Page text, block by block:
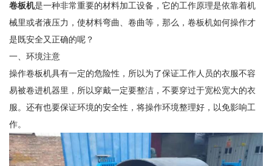
卷板机是一种非常重要的材料加工设备，它的工作原理是依靠着机
械里或者液压力，使材料弯曲、卷曲等，那么，卷板机如何操作才
是既安全又正确的呢？
一、环境注意
操作卷板机具有一定的危险性，所以为了保证工作人员的衣服不容
易被卷进机器里，所以穿戴一定要整洁，不要穿过于宽松宽大的衣
服。还有也要保证环境的安全性，将操作环境整理好，以免影响工
作。